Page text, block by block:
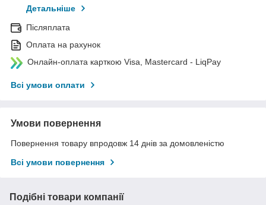
Детальніше
Післяплата
Оплата на рахунок
Онлайн-оплата карткою Visa, Mastercard - LiqPay
Всі умови оплати
Умови повернення
Повернення товару впродовж 14 днів за домовленістю
Всі умови повернення
Подібні товари компанії